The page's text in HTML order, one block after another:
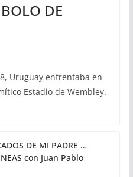
DE
Uruguay enfrentaba en
Estadio de Wembley.
DE MI PADRE …
con Juan Pablo